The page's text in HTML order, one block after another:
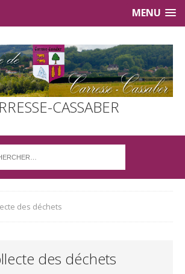
MENU
CASSABER
des déchets
des déchets